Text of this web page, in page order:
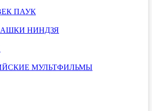
ПАУК
НИНДЗЯ
МУЛЬТФИЛЬМЫ